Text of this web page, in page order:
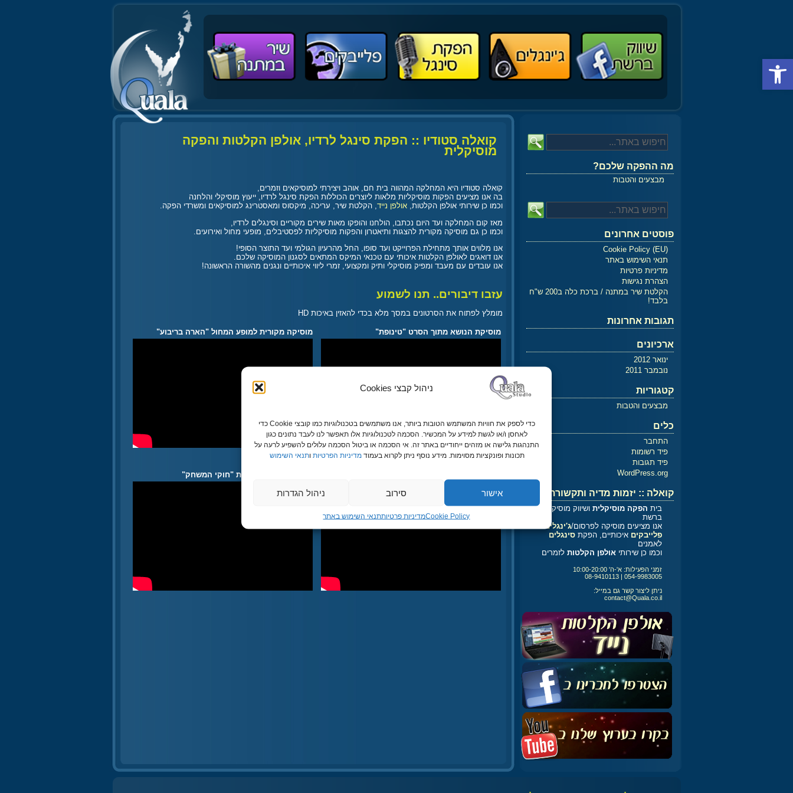
פתח סרגל נגישות
ניהול קבצי Cookies
כדי לספק את חוויות המשתמש הטובות ביותר, אנו משתמשים בטכנולוגיות כמו קובצי Cookie כדי
לאחסן ו/או לגשת למידע על המכשיר. הסכמה לטכנולוגיות אלו תאפשר לנו לעבד נתונים כגון
התנהגות גלישה או מזהים ייחודיים באתר זה. אי הסכמה או ביטול הסכמה עלולים להשפיע לרעה על
תכונות ופונקציות מסוימות. מידע נוסף ניתן לקרוא בעמודמדיניות הפרטיות ותנאי השימוש
אישור סירוב ניהול הגדרות
Cookie Policyמדיניות פרטיותתנאי השימוש באתר
קואלה סטודיו :: הפקת סינגל לרדיו, אולפן הקלטות והפקה
מוסיקלית
קואלה סטודיו היא המחלקה המהווה בית חם, אוהב ויצירתי למוסיקאים וזמרים,
בה אנו מציעים הפקות מוסיקליות מלאות ליוצרים הכוללות הפקת סינגל לרדיו, ייעוץ מוסיקלי והלחנה
וכמו כן שירותי אולפן הקלטות, אולפן נייד, הקלטת שיר, עריכה, מיקסוס ומאסטרינג למוסיקאים ומשרדי הפקה.
מאז קום המחלקה ועד היום נכתבו, הולחנו והופקו מאות שירים מקוריים וסינגלים לרדיו,
וכמו כן גם מוסיקה מקורית להצגות ותיאטרון והפקות מוסיקליות לפסטיבלים, מופעי מחול ואירועים.
אנו מלווים אותך מתחילת הפרוייקט ועד סופו, החל מהרעיון הגולמי ועד התוצר הסופי!
אנו דואגים לאולפן הקלטות איכותי עם טכנאי המיקס המתאים לסגנון המוסיקה שלכם.
אנו עובדים עם מעבד ומפיק מוסיקלי ותיק ומקצועי, זמרי ליווי איכותיים ונגנים מהשורה הראשונה!
עזבו דיבורים.. תנו לשמוע
מומלץ לפתוח את הסרטונים במסך מלא בכדי להאזין באיכות HD
מוסיקת הנושא מתוך הסרט "טינופת" מוסיקה מקורית למופע המחול "הארה בריבוע"
פתיח מוסיקלי לתוכנית "חוקי המשחק"
מה ההפקה שלכם?
מבצעים והטבות
פוסטים אחרונים
Cookie Policy (EU)
תנאי השימוש באתר
מדיניות פרטיות
הצהרת נגישות
הקלטת שיר במתנה / ברכת כלה ב200 ש"ח
בלבד!
תגובות אחרונות
ארכיונים
ינואר 2012
נובמבר 2011
קטגוריות
מבצעים והטבות
כלים
התחבר
פיד רשומות
פיד תגובות
WordPress.org
קואלה :: יזמות מדיה ותקשורת
בית הפקה מוסיקלית ושיווק מוסיקלי
ברשת
אנו מציעים מוסיקה לפרסום/ג'ינגלים
פלייבקים איכותיים, הפקת סינגלים
לאמנים
וכמו כן שירותי אולפן הקלטות לזמרים
זמני הפעילות: א'-ה' 10:00-20:00
054-9983005 | 08-9410113
ניתן ליצור קשר גם במייל:
contact@Quala.co.il